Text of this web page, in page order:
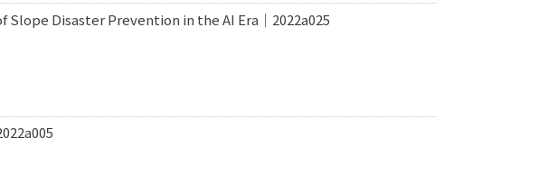
Slope Disaster Prevention in the AI Era｜2022a025